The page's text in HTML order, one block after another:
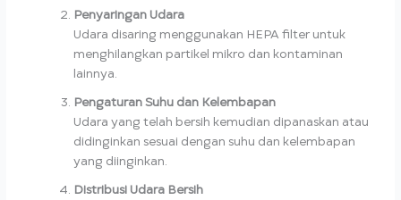
Penyaringan Udara
Udara disaring menggunakan HEPA filter untuk
menghilangkan partikel mikro dan kontaminan
lainnya.
Pengaturan Suhu dan Kelembapan
Udara yang telah bersih kemudian dipanaskan atau
didinginkan sesuai dengan suhu dan kelembapan
yang diinginkan.
Distribusi Udara Bersih